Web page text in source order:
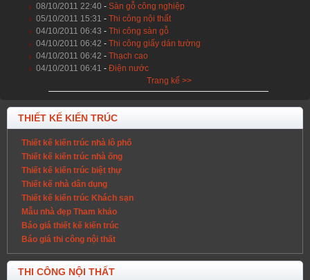
08/10/2011 22:40 - Sàn gỗ công nghiệp
05/10/2011 15:31 - Thi công nội thất
04/10/2011 06:43 - Thi công sàn gỗ
04/10/2011 06:42 - Thi công giấy dán tường
04/10/2011 06:42 - Thạch cao
04/10/2011 06:41 - Điện nước
Trang kế >>
THIẾT KẾ KIẾN TRÚC
Thiết kế kiến trúc nhà lô phố
Thiết kế kiến trúc nhà ống
Thiết kế kiến trúc biệt thự
Thiết kế nhà dân dụng
Thiết kế kiến trúc Khách sạn
Mẫu nhà đẹp Tham khảo
Báo giá thiết kế kiến trúc
Báo giá thi công nội thất
THI CÔNG NỘI THẤT